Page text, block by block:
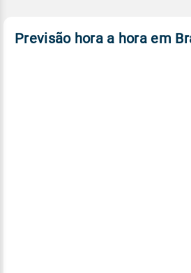
Previsão hora a hora em